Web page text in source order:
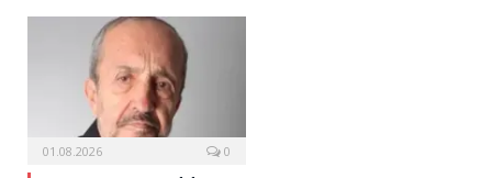
01.08.2026 0